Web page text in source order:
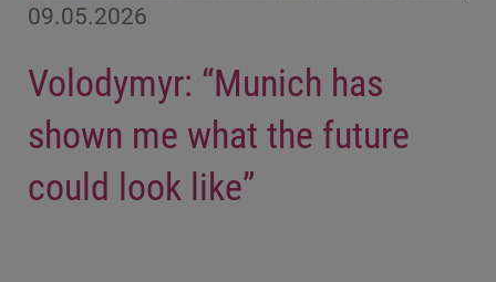
09.05.2026
Volodymyr: “Munich has
shown me what the future
could look like”